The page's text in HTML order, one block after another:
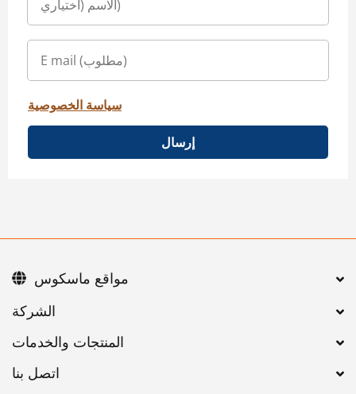
سياسة الخصوصية
إرسال
اتصل بنا
مواقع ماسكوس